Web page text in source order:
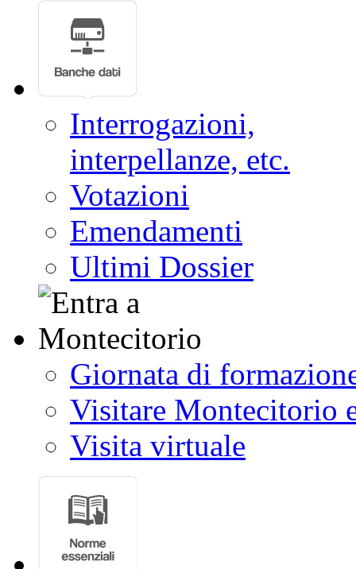
Interrogazioni,
interpellanze, etc.
Votazioni
Emendamenti
Ultimi Dossier
Giornata di
Visitare Montecitorio
Visita virtuale